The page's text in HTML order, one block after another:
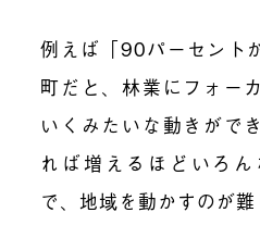
例えば「90パーセント
町だと、林業にフォー
いくみたいな動きがで
れば増えるほどいろ
で、地域を動かすのが難